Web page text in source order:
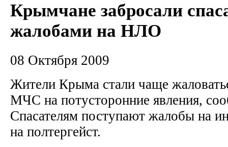
Крымчане забросали
жалобами на НЛО
08 Октября 2009
Жители Крыма стали чаще
МЧС на потусторонние явления,
Спасателям поступают жалобы на
на полтергейст.